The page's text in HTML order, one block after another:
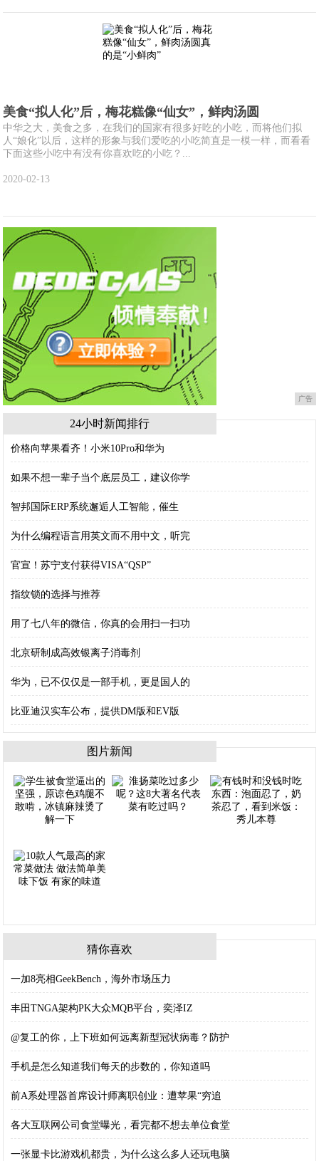
美食“拟人化”后，梅花糕像“仙女”，鲜肉汤圆
中华之大，美食之多，在我们的国家有很多好吃的小吃，而将他们拟
人“娘化”以后，这样的形象与我们爱吃的小吃简直是一模一样，而看看
下面这些小吃中有没有你喜欢吃的小吃？...
2020-02-13
广告
24小时新闻排行
价格向苹果看齐！小米10Pro和华为
如果不想一辈子当个底层员工，建议你学
智邦国际ERP系统邂逅人工智能，催生
为什么编程语言用英文而不用中文，听完
官宣！苏宁支付获得VISA“QSP”
指纹锁的选择与推荐
用了七八年的微信，你真的会用扫一扫功
北京研制成高效银离子消毒剂
华为，已不仅仅是一部手机，更是国人的
比亚迪汉实车公布，提供DM版和EV版
图片新闻
猜你喜欢
​一加8亮相GeekBench，海外市场压力
丰田TNGA架构PK大众MQB平台，奕泽IZ
@复工的你，上下班如何远离新型冠状病毒？防护
手机是怎么知道我们每天的步数的，你知道吗
前A系处理器首席设计师离职创业：遭苹果“穷追
各大互联网公司食堂曝光，看完都不想去单位食堂
一张显卡比游戏机都贵，为什么这么多人还玩电脑